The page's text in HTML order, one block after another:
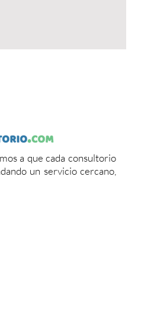
a que cada consultorio
un servicio cercano,